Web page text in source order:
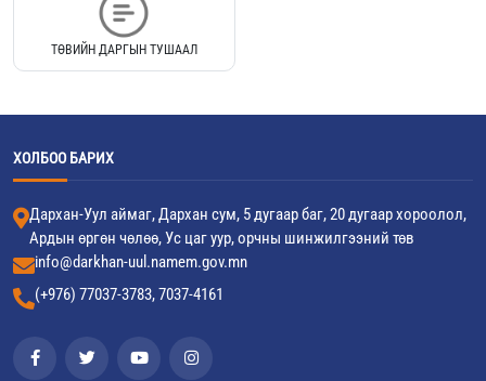
ТӨВИЙН ДАРГЫН ТУШААЛ
ХОЛБОО БАРИХ
Дархан-Уул аймаг, Дархан сум, 5 дугаар баг, 20 дугаар хороолол,
Ардын өргөн чөлөө, Ус цаг уур, орчны шинжилгээний төв
info@darkhan-uul.namem.gov.mn
(+976) 77037-3783, 7037-4161